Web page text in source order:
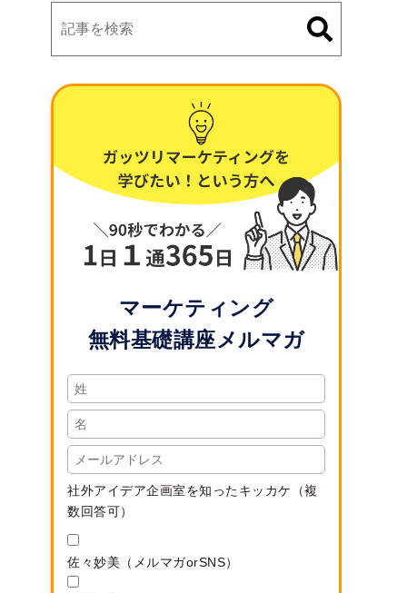
索:
マーケティング
無料基礎講座メルマガ
社外アイデア企画室を知ったキッカケ（複
数回答可）
佐々妙美（メルマガorSNS）